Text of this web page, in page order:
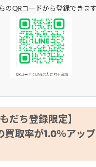
のQRコードから登録できます
だち登録限定】
買取率が1.0％アッ